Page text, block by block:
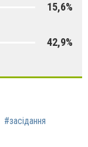
15,6%
42,9%
#засідання